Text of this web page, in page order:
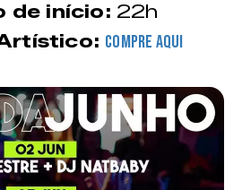
de início: 22h
COMPRE AQUI